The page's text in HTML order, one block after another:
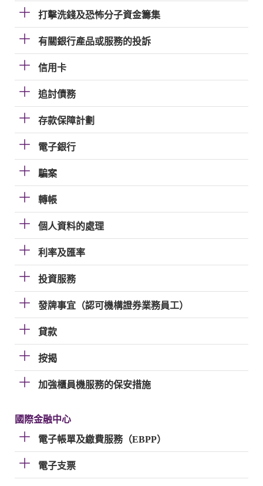
打擊洗錢及恐怖分子資金籌集
有關銀行產品或服務的投訴
信用卡
追討債務
存款保障計劃
電子銀行
騙案
轉帳
個人資料的處理
利率及匯率
投資服務
發牌事宜（認可機構證券業務員工）
貸款
按揭
加強櫃員機服務的保安措施
國際金融中心
電子帳單及繳費服務（EBPP）
電子支票